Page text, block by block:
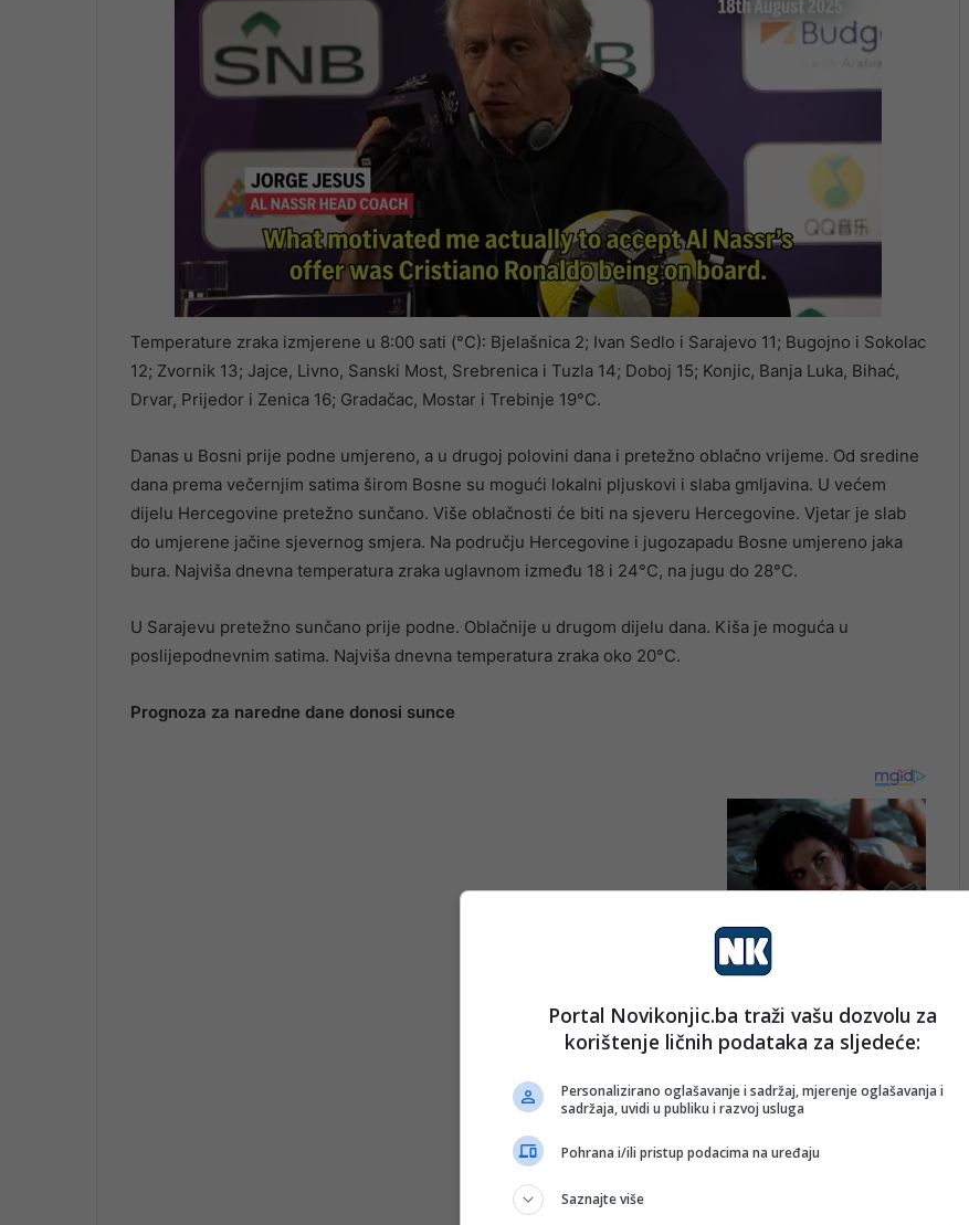
Temperature zraka izmjerene u 8:00 sati (°C): Bjelašnica 2; Ivan Sedlo i Sarajevo 11; Bugojno i Sokolac
12; Zvornik 13; Jajce, Livno, Sanski Most, Srebrenica i Tuzla 14; Doboj 15; Konjic, Banja Luka, Bihać,
Drvar, Prijedor i Zenica 16; Gradačac, Mostar i Trebinje 19°C.
Danas u Bosni prije podne umjereno, a u drugoj polovini dana i pretežno oblačno vrijeme. Od sredine
dana prema večernjim satima širom Bosne su mogući lokalni pljuskovi i slaba gmljavina. U većem
dijelu Hercegovine pretežno sunčano. Više oblačnosti će biti na sjeveru Hercegovine. Vjetar je slab
do umjerene jačine sjevernog smjera. Na području Hercegovine i jugozapadu Bosne umjereno jaka
bura. Najviša dnevna temperatura zraka uglavnom između 18 i 24°C, na jugu do 28°C.
U Sarajevu pretežno sunčano prije podne. Oblačnije u drugom dijelu dana. Kiša je moguća u
poslijepodnevnim satima. Najviša dnevna temperatura zraka oko 20°C.
Prognoza za naredne dane donosi sunce
Portal Novikonjic.ba traži vašu dozvolu za
korištenje ličnih podataka za sljedeće:
Personalizirano oglašavanje i sadržaj, mjerenje oglašavanja i
sadržaja, uvidi u publiku i razvoj usluga
Pohrana i/ili pristup podacima na uređaju
Saznajte više